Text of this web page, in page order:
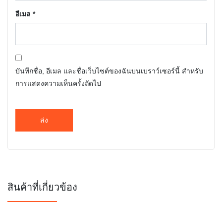
อีเมล *
บันทึกชื่อ, อีเมล และชื่อเว็บไซต์ของฉันบนเบราว์เซอร์นี้ สำหรับ
การแสดงความเห็นครั้งถัดไป
สินค้าที่เกี่ยวข้อง